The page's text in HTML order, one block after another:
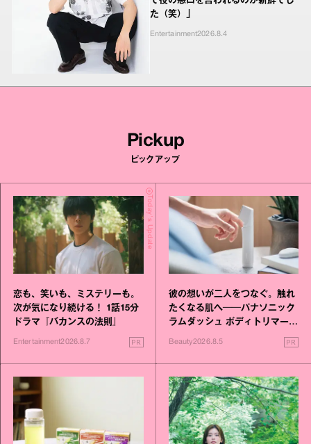
た（笑）」
Entertainment2026.8.4
Pickup
ピックアップ
Today's Update
恋も、笑いも、ミステリーも。
次が気になり続ける！ 1話15分
ドラマ『バカンスの法則』
Entertainment2026.8.7 PR
彼の想いが二人をつなぐ。触れ
たくなる肌へ──パナソニック
ラムダッシュ ボディトリマーが
Beauty2026.8.5 PR